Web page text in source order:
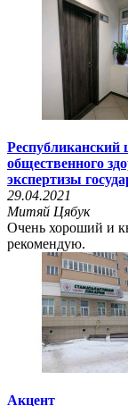
Республиканский
общественного
экспертизы
29.04.2021
Митяй Цябук
Очень хороший и
рекомендую.
Акцент